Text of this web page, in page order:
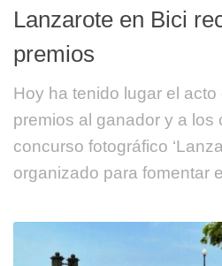
Lanzarote en Bici
premios
Hoy ha tenido lugar el
premios al ganador y a los
concurso fotográfico
organizado para fomentar